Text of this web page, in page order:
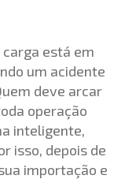
está em
um acidente
deve arcar
operação
inteligente,
isso, depois de
importação e